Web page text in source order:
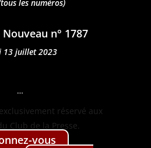
Nouveau n° 1787
13 juillet 2023
…
réservé aux
Club de la Presse.
vous